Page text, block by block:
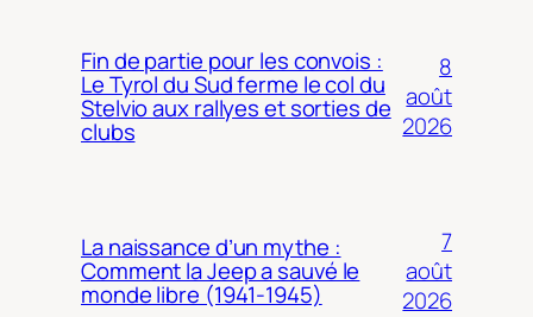
Fin de partie pour les convois :
Le Tyrol du Sud ferme le col du
Stelvio aux rallyes et sorties de
clubs
8
août
2026
La naissance d’un mythe :
Comment la Jeep a sauvé le
monde libre (1941-1945)
7
août
2026